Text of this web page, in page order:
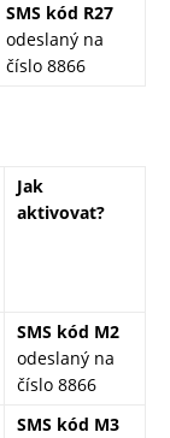
SMS kód R27
odeslaný na
číslo 8866
Jak
aktivovat?
SMS kód M2
odeslaný na
číslo 8866
SMS kód M3